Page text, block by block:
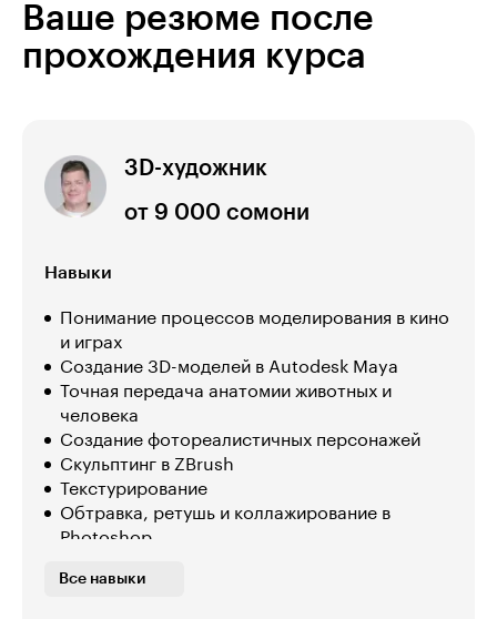
Ваше резюме после
прохождения курса
3D-художник
от 9 000 сомони
Навыки
Понимание процессов моделирования в кино
и играх
Создание 3D-моделей в Autodesk Maya
Точная передача анатомии животных и
человека
Создание фотореалистичных персонажей
Скульптинг в ZBrush
Текстурирование
Обтравка, ретушь и коллажирование в
Photoshop
Запекание текстур
Все навыки